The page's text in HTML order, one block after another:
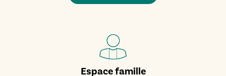
Espace famille